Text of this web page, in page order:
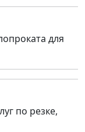
для
по резке,